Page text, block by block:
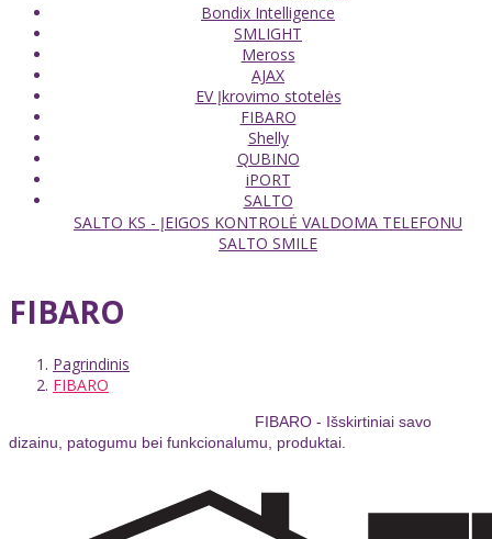
Bondix Intelligence
SMLIGHT
Meross
AJAX
EV Įkrovimo stotelės
FIBARO
Shelly
QUBINO
iPORT
SALTO
SALTO KS - ĮEIGOS KONTROLĖ VALDOMA TELEFONU
SALTO SMILE
FIBARO
Pagrindinis
FIBARO
FIBARO - Išskirtiniai savo
dizainu, patogumu bei funkcionalumu, produktai.